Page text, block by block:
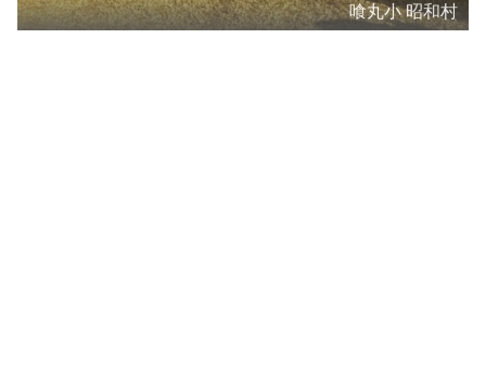
喰丸小 昭和村